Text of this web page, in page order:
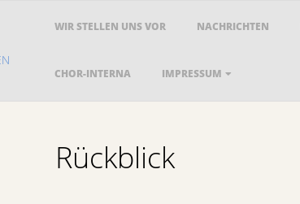
WIR STELLEN UNS VOR NACHRICHTEN
CHOR-INTERNA IMPRESSUM
Rückblick